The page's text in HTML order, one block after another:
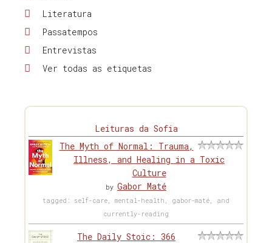
Literatura
Passatempos
Entrevistas
Ver todas as etiquetas
Leituras da Sofia
The Myth of Normal: Trauma,
Illness, and Healing in a Toxic
Culture
by Gabor Maté
tagged: self-care, mental-health, gabor-maté, and
currently-reading
The Daily Stoic: 366